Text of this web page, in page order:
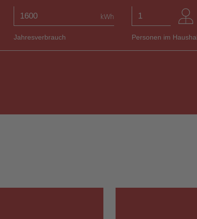
kWh
Jahresverbrauch Personen im